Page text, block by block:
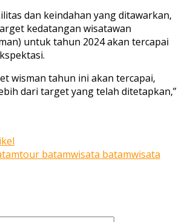
dan keindahan yang ditawarkan,
kedatangan wisatawan
untuk tahun 2024 akan tercapai
wisman tahun ini akan tercapai,
dari target yang telah ditetapkan,”
tour batamwisata batamwisata